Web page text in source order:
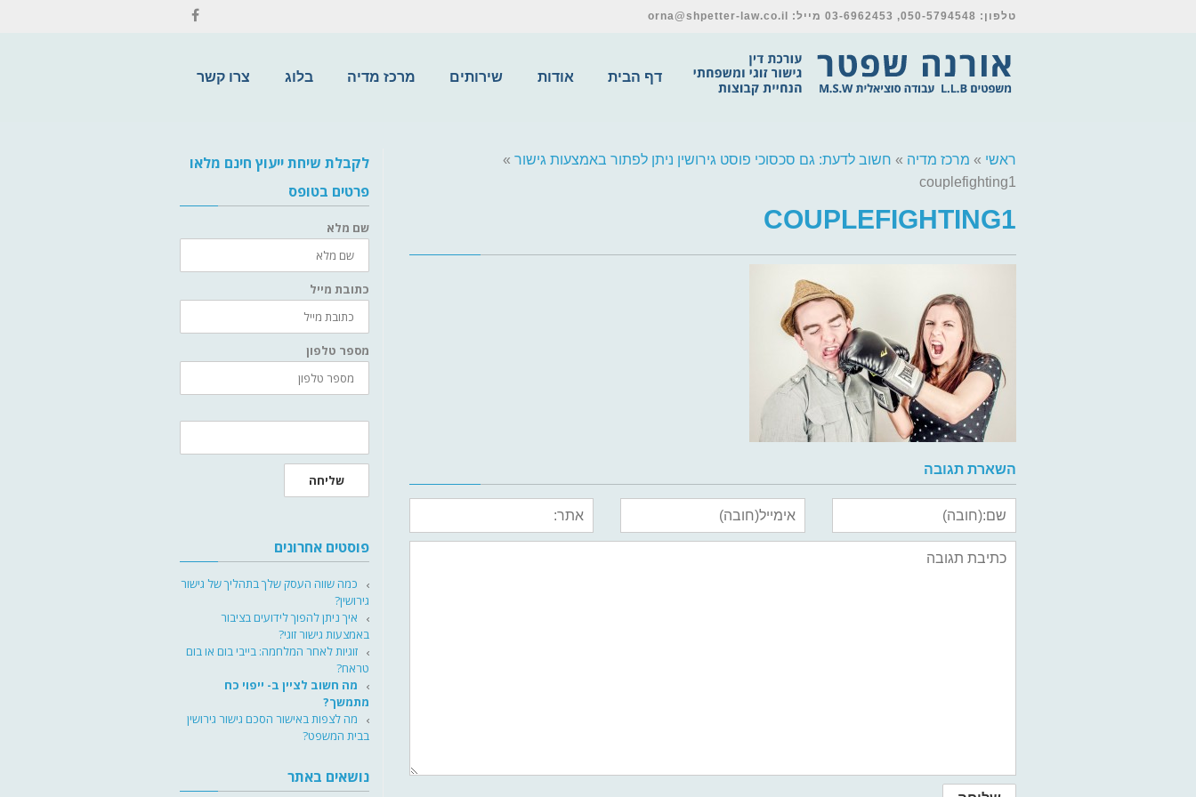
טלפון: 050-5794548, 03-6962453 מייל: orna@shpetter-law.co.il
דף הבית אודות שירותים מרכז מדיה בלוג צרו קשר
ראשי » מרכז מדיה » חשוב לדעת: גם סכסוכי פוסט גירושין ניתן לפתור באמצעות גישור »
couplefighting1
COUPLEFIGHTING1
השארת תגובה
לקבלת שיחת ייעוץ חינם מלאו
פרטים בטופס
שם מלא
כתובת מייל
מספר טלפון
שליחה
פוסטים אחרונים
כמה שווה העסק שלך בתהליך של גישור
גירושין?
איך ניתן להפוך לידועים בציבור
באמצעות גישור זוגי?
זוגיות לאחר המלחמה: בייבי בום או בום
טראח?
מה חשוב לציין ב- ייפוי כח
מתמשך?
מה לצפות באישור הסכם גישור גירושין
בבית המשפט?
נושאים באתר